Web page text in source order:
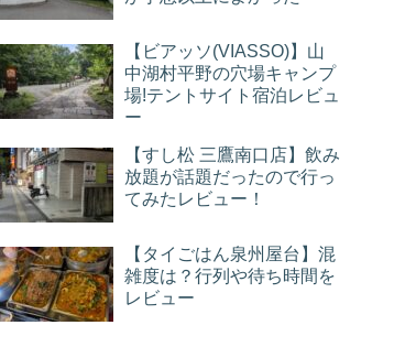
【ビアッソ(VIASSO)】山
中湖村平野の穴場キャンプ
場!テントサイト宿泊レビュ
ー
【すし松 三鷹南口店】飲み
放題が話題だったので行っ
てみたレビュー！
【タイごはん泉州屋台】混
雑度は？行列や待ち時間を
レビュー